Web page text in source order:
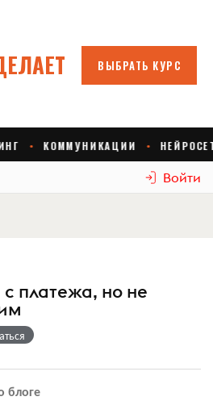
Войти
платежа, но не
блоге